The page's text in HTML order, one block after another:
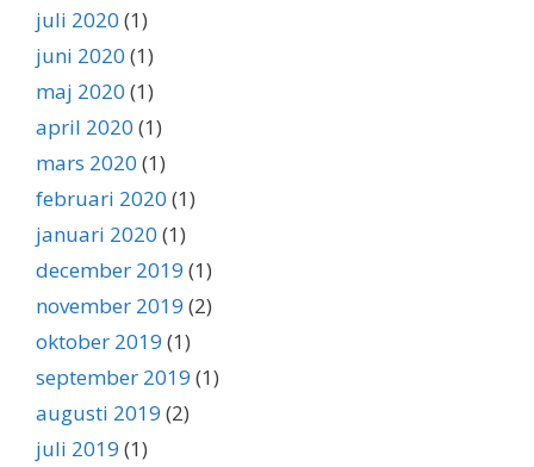
juli 2020 (1)
juni 2020 (1)
maj 2020 (1)
april 2020 (1)
mars 2020 (1)
februari 2020 (1)
januari 2020 (1)
december 2019 (1)
november 2019 (2)
oktober 2019 (1)
september 2019 (1)
augusti 2019 (2)
juli 2019 (1)